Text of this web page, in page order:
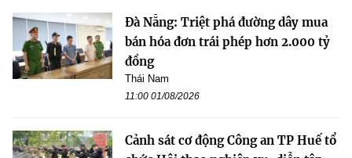
Đà Nẵng: Triệt phá đường dây mua
bán hóa đơn trái phép hơn 2.000 tỷ
đồng
Thái Nam
11:00 01/08/2026
Cảnh sát cơ động Công an TP Huế tổ